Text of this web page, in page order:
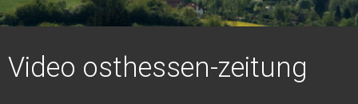
Video osthessen-zeitung